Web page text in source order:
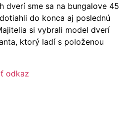
dverí sme sa na bungalove 45
do konca aj poslednú
si vybrali model dverí
ktorý ladí s položenou
odkaz